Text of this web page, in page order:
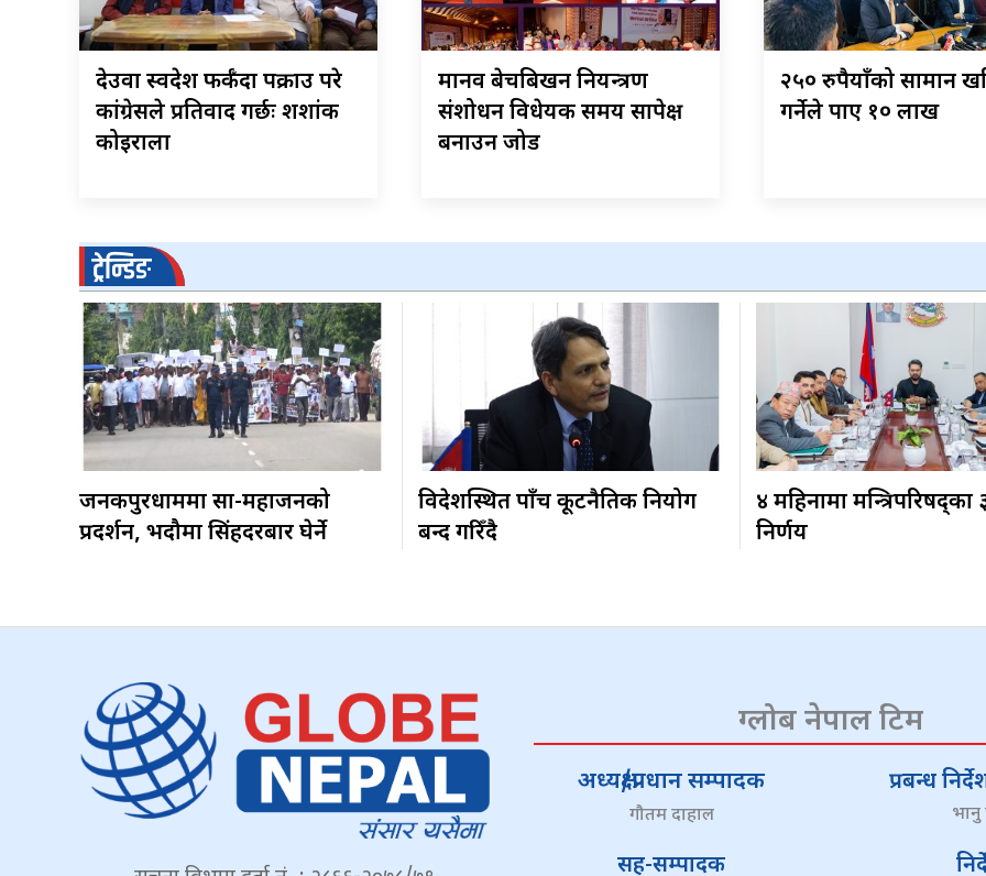
देउवा स्वदेश फर्कँदा पक्राउ परे
कांग्रेसले प्रतिवाद गर्छः शशांक
कोइराला
मानव बेचबिखन नियन्त्रण
संशोधन विधेयक समय सापेक्ष
बनाउन जोड
२५० रुपैयाँको सामान
गर्नेले पाए १० लाख
ट्रेन्डिङ
जनकपुरधाममा साहु-महाजनको
प्रदर्शन, भदौमा सिंहदरबार घेर्ने
विदेशस्थित पाँच कूटनैतिक नियोग
बन्द गरिँदै
४ महिनामा मन्त्रिपरिषद्का
निर्णय
ग्लोब नेपाल टिम
अध्यक्ष/प्रधान सम्पादक
गौतम दाहाल
प्रबन्ध
भानु
सह-सम्पादक